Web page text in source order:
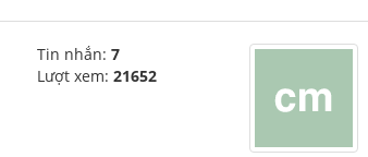
Tin nhắn: 7
Lượt xem: 21652